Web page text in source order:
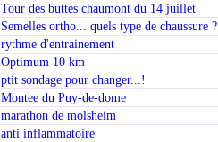
Tour des buttes chaumont du 14 juillet
Semelles ortho... quels type de chaussure ?
rythme d'entrainement
Optimum 10 km
ptit sondage pour changer...!
Montee du Puy-de-dome
marathon de molsheim
anti inflammatoire